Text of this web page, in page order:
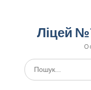
Ліцей
Шукати: